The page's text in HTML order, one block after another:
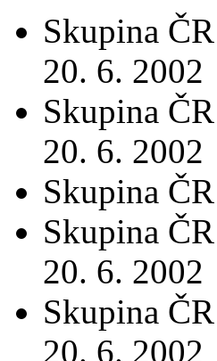
Skupina
20. 6. 2002
Skupina
20. 6. 2002
Skupina
Skupina
20. 6. 2002
Skupina
20. 6. 2002